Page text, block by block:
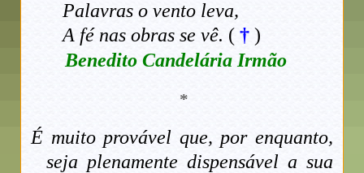
Palavras o vento leva,
A fé nas obras se vê. († )
Benedito Candelária Irmão
*
É muito provável que, por enquanto,
seja plenamente dispensável a sua